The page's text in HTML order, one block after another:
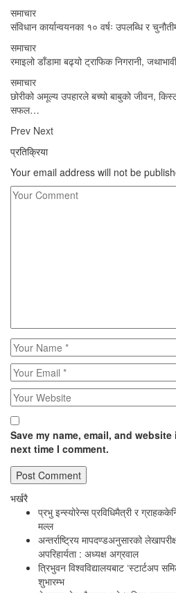
समाचार
संविधान कार्यान्वयनका १० वर्षः उपलब्धि र
समाचार
रमाइलो डाँडामा बढ्यो ट्राफिक निगरानी,
समाचार
छोरीको अमूल्य उपहारले बच्यो बाबुको जीवन,
सफल…
Prev Next
प्रतिक्रिया
Your email address will not be
Save my name, email, and
next time I comment.
भर्खरै
प्रभु इन्स्योरेन्स प्रविधिमैत्री र
मल्ल
अन्तर्राष्ट्रिय मापदण्डअनुसारको
अपरिहार्यता : अध्यक्ष अग्रवाल
त्रिभुवन विश्वविद्यालयबाट ‘स्टार्टअप
शुभारम्भ